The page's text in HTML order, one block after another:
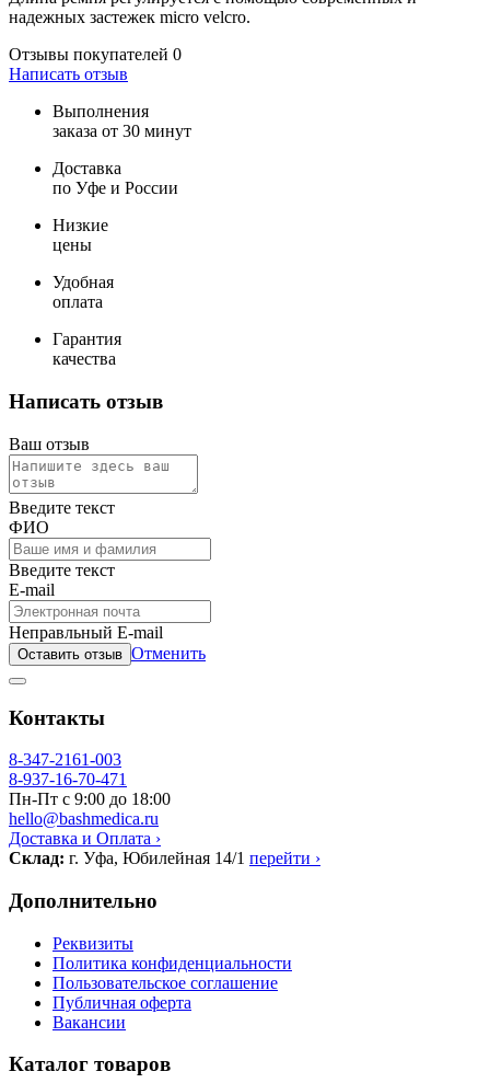
надежных застежек micro velcro.
Отзывы покупателей 0
Написать отзыв
Выполнения
заказа от 30 минут
Доставка
по Уфе и России
Низкие
цены
Удобная
оплата
Гарантия
качества
Написать отзыв
Ваш отзыв
Введите текст
ФИО
Введите текст
E-mail
Неправльный E-mail
Оставить отзыв Отменить
Контакты
8-347-2161-003
8-937-16-70-471
Пн-Пт с 9:00 до 18:00
hello@bashmedica.ru
Доставка и Оплата ›
Склад: г. Уфа, Юбилейная 14/1 перейти ›
Дополнительно
Реквизиты
Политика конфиденциальности
Пользовательское соглашение
Публичная оферта
Вакансии
Каталог товаров